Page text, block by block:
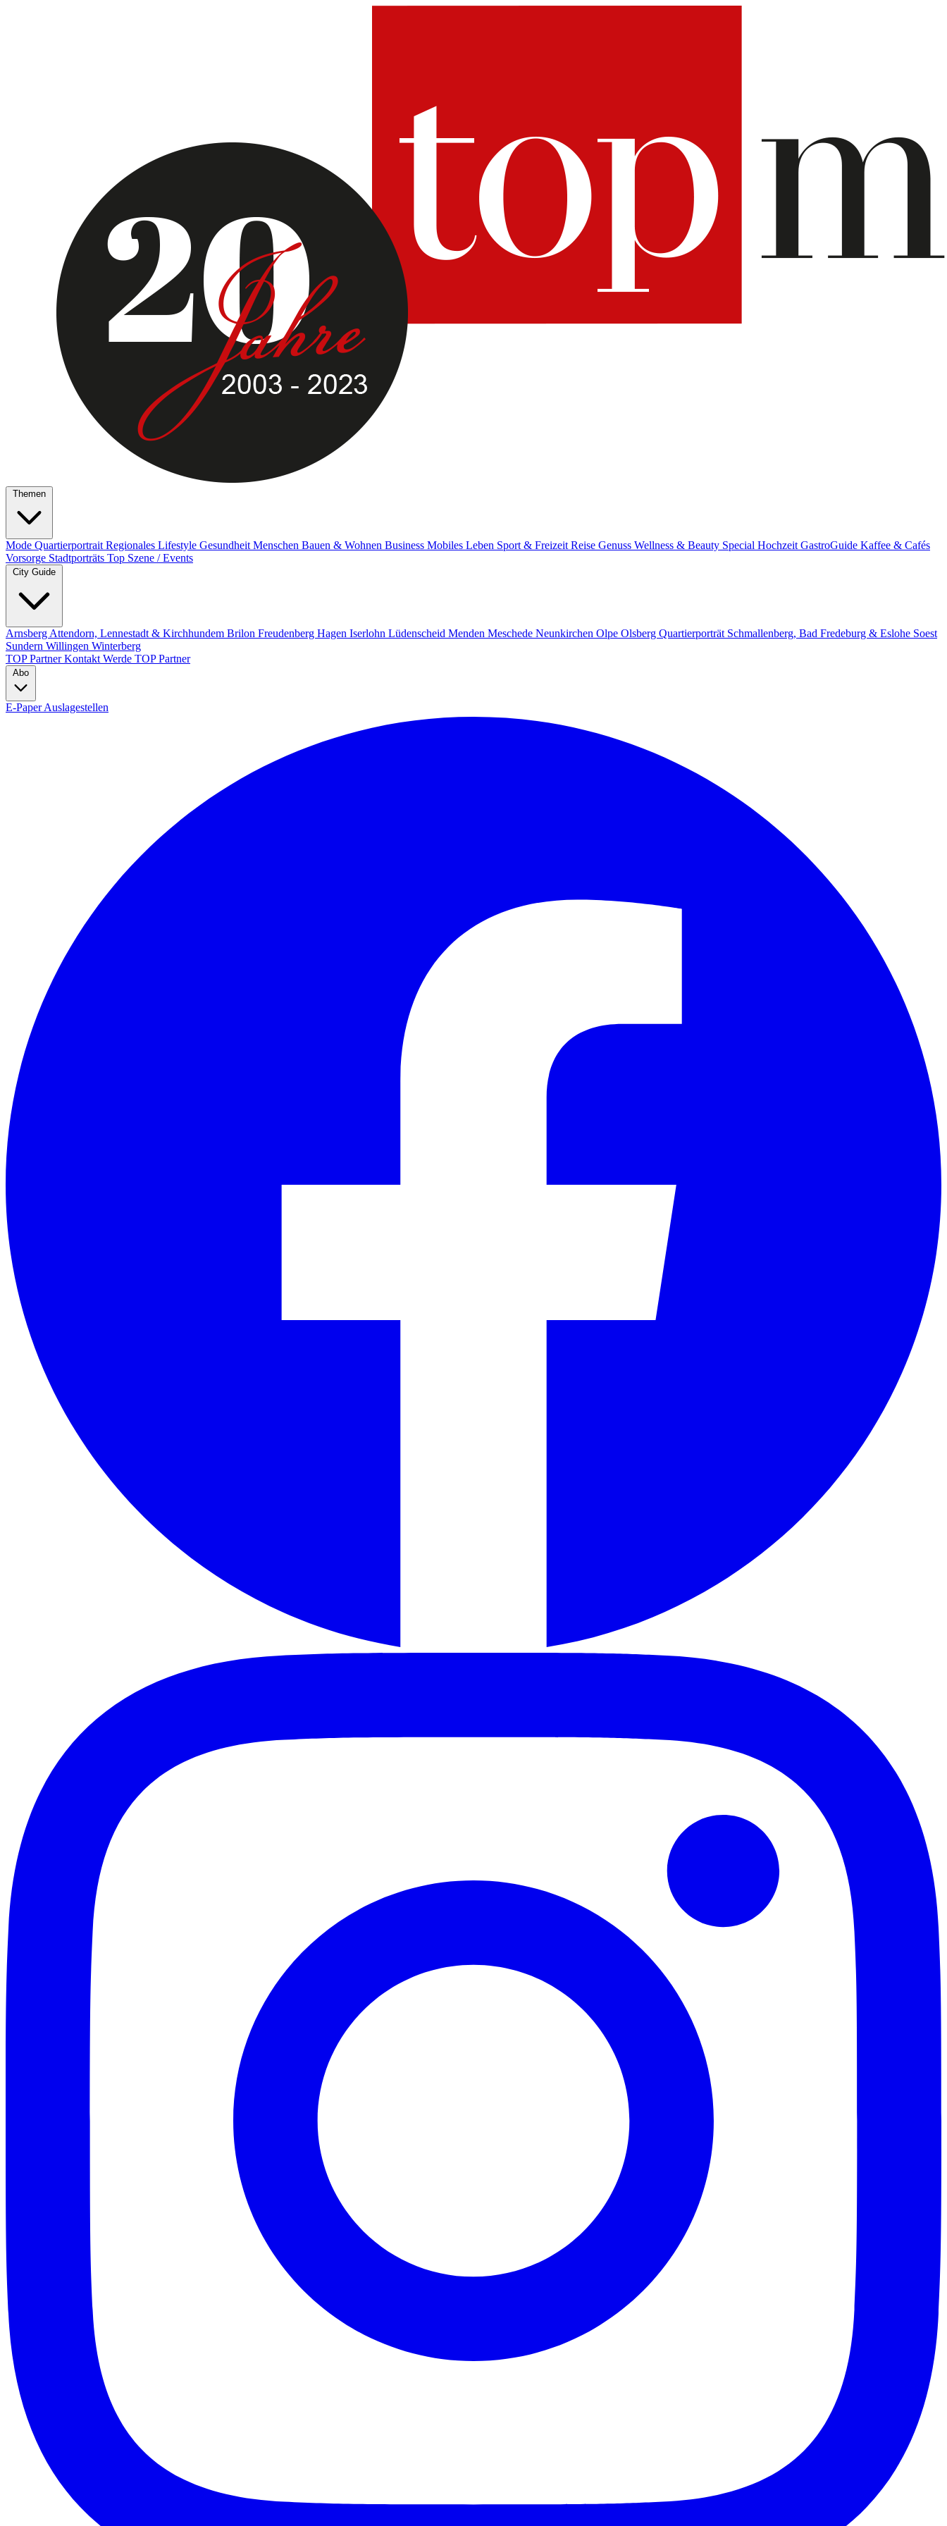
Themen
Mode Quartierportrait Regionales Lifestyle Gesundheit Menschen Bauen & Wohnen Business Mobiles Leben Sport & Freizeit Reise Genuss Wellness & Beauty Special Hochzeit GastroGuide Kaffee & Cafés
Vorsorge Stadtporträts Top Szene / Events
City Guide
Arnsberg Attendorn, Lennestadt & Kirchhundem Brilon Freudenberg Hagen Iserlohn Lüdenscheid Menden Meschede Neunkirchen Olpe Olsberg Quartierporträt Schmallenberg, Bad Fredeburg & Eslohe Soest
Sundern Willingen Winterberg
TOP PartnerKontakt Werde TOP Partner
Abo
E-PaperAuslagestellen